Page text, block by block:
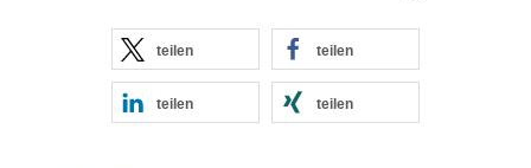
teilen teilen
teilen teilen